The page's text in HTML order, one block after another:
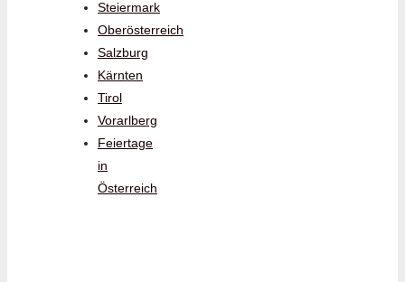
Steiermark
Oberösterreich
Salzburg
Kärnten
Tirol
Vorarlberg
Feiertage
in
Österreich